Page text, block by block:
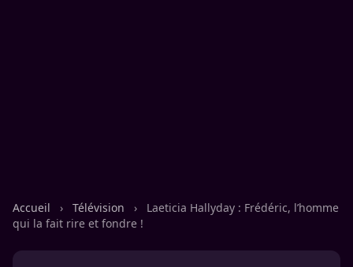
Accueil › Télévision ›
Laeticia Hallyday : Frédéric, l’homme
qui la fait rire et fondre !